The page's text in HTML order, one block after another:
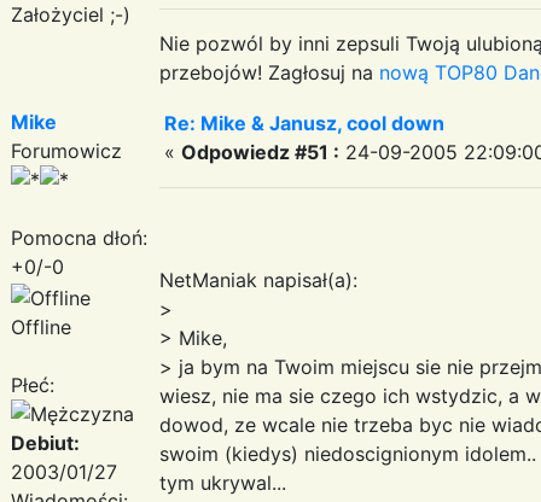
Założyciel ;-)
Nie pozwól by inni zepsuli Twoją
przebojów! Zagłosuj na nową TOP80
Mike
Forumowicz
Pomocna dłoń:
+0/-0
Offline
Płeć:
Debiut:
2003/01/27
Re: Mike & Janusz, cool down
« Odpowiedz #51 : 24-09-2005
NetManiak napisał(a):
>
> Mike,
> ja bym na Twoim miejscu sie nie
wiesz, nie ma sie czego ich wstydzic, a
dowod, ze wcale nie trzeba byc nie
swoim (kiedys) niedoscignionym
tym ukrywal...